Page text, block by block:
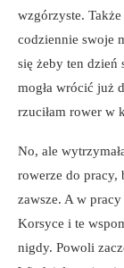
wzgórzyste.
codziennie swoje
się żeby ten dzień
mogła wrócić już
rzuciłam rower w
No, ale
rowerze do pracy,
zawsze. A w
Korsyce i te
nigdy. Powoli